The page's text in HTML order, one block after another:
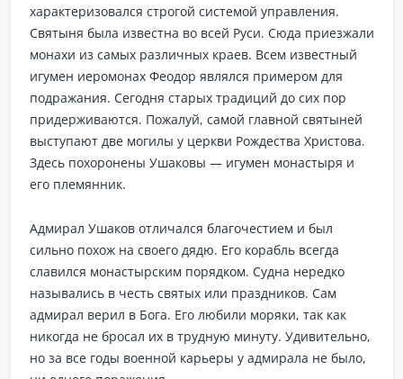
характеризовался строгой системой управления.
Святыня была известна во всей Руси. Сюда приезжали
монахи из самых различных краев. Всем известный
игумен иеромонах Феодор являлся примером для
подражания. Сегодня старых традиций до сих пор
придерживаются. Пожалуй, самой главной святыней
выступают две могилы у церкви Рождества Христова.
Здесь похоронены Ушаковы — игумен монастыря и
его племянник.
Адмирал Ушаков отличался благочестием и был
сильно похож на своего дядю. Его корабль всегда
славился монастырским порядком. Судна нередко
назывались в честь святых или праздников. Сам
адмирал верил в Бога. Его любили моряки, так как
никогда не бросал их в трудную минуту. Удивительно,
но за все годы военной карьеры у адмирала не было,